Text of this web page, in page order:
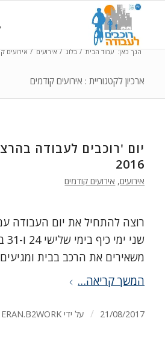
ארכיון לקטגוריית : אירועים קודמים
הנך כאן: עמוד הבית / בלוג / אירועים / אירועים
יום 'רוכבים לעבודה
2016
אירועים, אירועים קודמים
רוצה להתחיל את יום העבודה
שני ימי כיף בימי שלישי 24 ו-31 במאי
משאירים את הרכב בבית
המשך קריאה…
21/08/2017
/ על ידי ERAN.B2WORK